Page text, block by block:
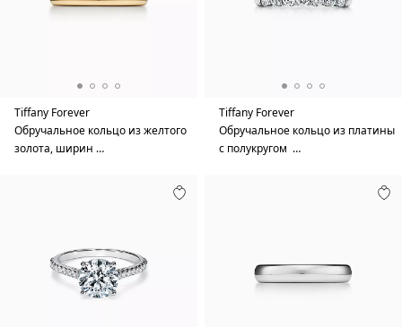
Tiffany Forever
Обручальное кольцо из желтого
золота, ширин …
Tiffany Forever
Обручальное кольцо из платины
с полукругом …